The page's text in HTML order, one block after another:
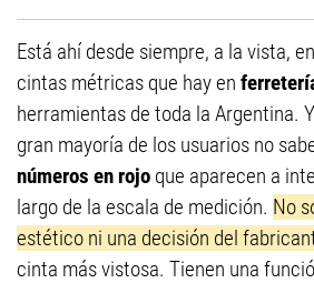
Está ahí desde siempre, a la vista,
cintas métricas que hay en
herramientas de toda la Argentina.
gran mayoría de los usuarios no
números en rojo que aparecen a
largo de la escala de medición. No
estético ni una decisión del
cinta más vistosa. Tienen una